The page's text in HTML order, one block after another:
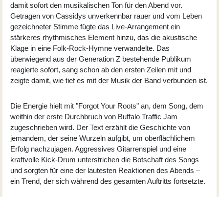
damit sofort den musikalischen Ton für den Abend vor.
Getragen von Cassidys unverkennbar rauer und vom Leben
gezeichneter Stimme fügte das Live-Arrangement ein
stärkeres rhythmisches Element hinzu, das die akustische
Klage in eine Folk-Rock-Hymne verwandelte. Das
überwiegend aus der Generation Z bestehende Publikum
reagierte sofort, sang schon ab den ersten Zeilen mit und
zeigte damit, wie tief es mit der Musik der Band verbunden ist.
Die Energie hielt mit "Forgot Your Roots" an, dem Song, dem
weithin der erste Durchbruch von Buffalo Traffic Jam
zugeschrieben wird. Der Text erzählt die Geschichte von
jemandem, der seine Wurzeln aufgibt, um oberflächlichem
Erfolg nachzujagen. Aggressives Gitarrenspiel und eine
kraftvolle Kick-Drum unterstrichen die Botschaft des Songs
und sorgten für eine der lautesten Reaktionen des Abends –
ein Trend, der sich während des gesamten Auftritts fortsetzte.